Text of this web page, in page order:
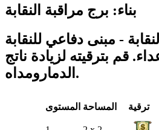
بناء: برج مراقبة النقابة
- مبنى دفاعي للنقابة
قم بترقيته لزيادة ناتج
الدمارومداه.
المستوى المساحة ترقية